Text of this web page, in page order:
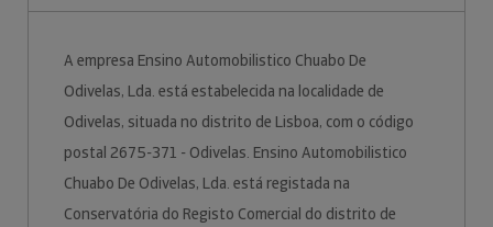
A empresa Ensino Automobilistico Chuabo De
Odivelas, Lda. está estabelecida na localidade de
Odivelas, situada no distrito de Lisboa, com o código
postal 2675-371 - Odivelas. Ensino Automobilistico
Chuabo De Odivelas, Lda. está registada na
Conservatória do Registo Comercial do distrito de